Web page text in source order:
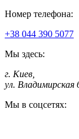
Номер телефона:
+38 044 390 5077
Мы здесь:
г. Киев
ул. Владимирская
Мы в соцсетях: